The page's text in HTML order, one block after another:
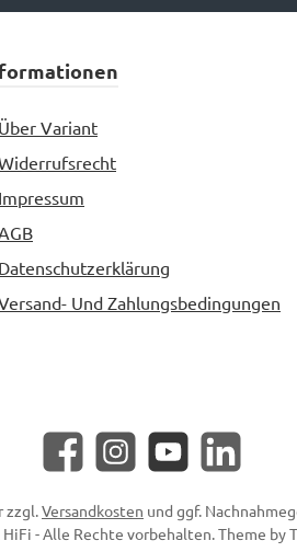
Über Variant
Impressum
Datenschutzerklärung
Und Zahlungsbedingungen
Facebook InstagramYouTube LinkedIn
zzgl.Versandkosten und ggf.
- Alle Rechte vorbehalten. Theme by